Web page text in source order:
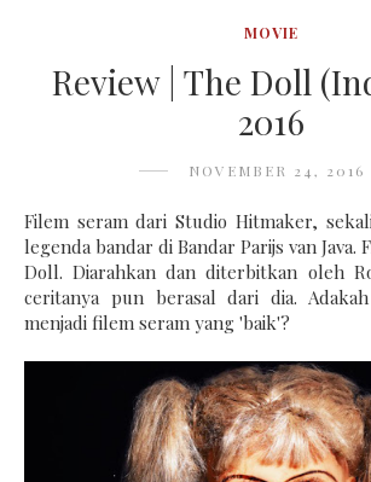
MOVIE
Review | The Doll
2016
NOVEMBER 24, 2016
Filem seram dariStudio Hitmaker,
legenda bandar di Bandar Parijs van Java.
Doll.Diarahkan dan diterbitkan oleh
ceritanya pun berasal dari dia. Adakah
menjadi filem seram yang 'baik'?